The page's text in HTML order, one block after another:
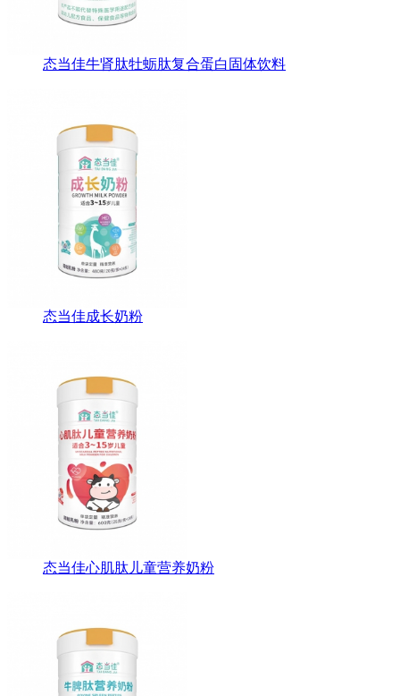
态当佳牛肾肽牡蛎肽复合蛋白固体饮料
态当佳成长奶粉
态当佳心肌肽儿童营养奶粉